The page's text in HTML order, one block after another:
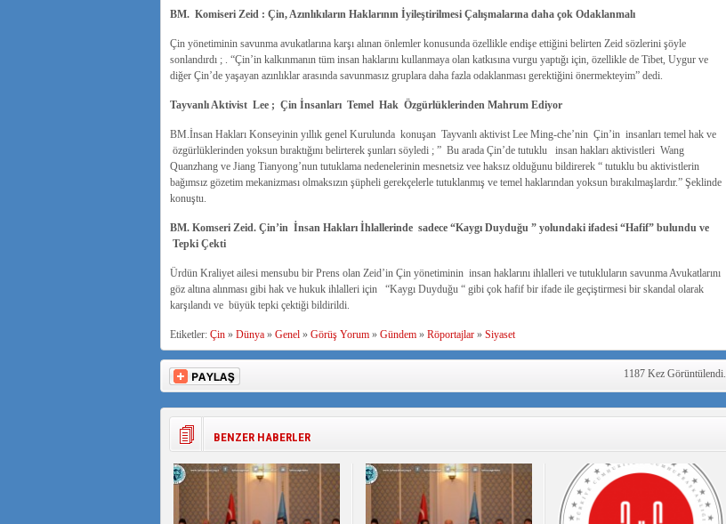
BM. Komiseri Zeid : Çin, Azınlıkıların Haklarının İyileştirilmesi Çalışmalarına daha çok Odaklanmalı
Çin yönetiminin savunma avukatlarına karşı alınan önlemler konusunda özellikle endişe ettiğini belirten Zeid sözlerini şöyle
sonlandırdı ; . “Çin’in kalkınmanın tüm insan haklarını kullanmaya olan katkısına vurgu yaptığı için, özellikle de Tibet, Uygur ve
diğer Çin’de yaşayan azınlıklar arasında savunmasız gruplara daha fazla odaklanması gerektiğini önermekteyim” dedi.
Tayvanlı Aktivist Lee ; Çin İnsanları Temel Hak Özgürlüklerinden Mahrum Ediyor
BM.İnsan Hakları Konseyinin yıllık genel Kurulunda konuşan Tayvanlı aktivist Lee Ming-che’nin Çin’in insanları temel hak ve
özgürlüklerinden yoksun bıraktığını belirterek şunları söyledi ; ” Bu arada Çin’de tutuklu insan hakları aktivistleri Wang
Quanzhang ve Jiang Tianyong’nun tutuklama nedenelerinin mesnetsiz vee haksız olduğunu bildirerek “ tutuklu bu aktivistlerin
bağımsız gözetim mekanizması olmaksızın şüpheli gerekçelerle tutuklanmış ve temel haklarından yoksun bırakılmaşlardır.” Şeklinde
konuştu.
BM. Komseri Zeid. Çin’in İnsan Hakları İhlallerinde sadece “Kaygı Duyduğu ” yolundaki ifadesi “Hafif” bulundu ve
Tepki Çekti
Ürdün Kraliyet ailesi mensubu bir Prens olan Zeid’in Çin yönetiminin insan haklarını ihlalleri ve tutukluların savunma Avukatlarını
göz altına alınması gibi hak ve hukuk ihlalleri için “Kaygı Duyduğu “ gibi çok hafif bir ifade ile geçiştirmesi bir skandal olarak
karşılandı ve büyük tepki çektiği bildirildi.
Etiketler: Çin» Dünya» Genel» Görüş Yorum» Gündem» Röportajlar» Siyaset
1187 Kez Görüntülendi.
BENZER HABERLER